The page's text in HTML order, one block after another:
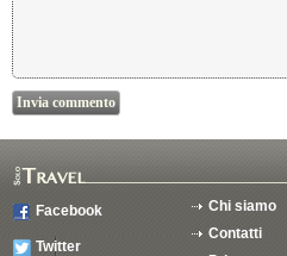
Facebook
Twitter
Chi siamo
Contatti